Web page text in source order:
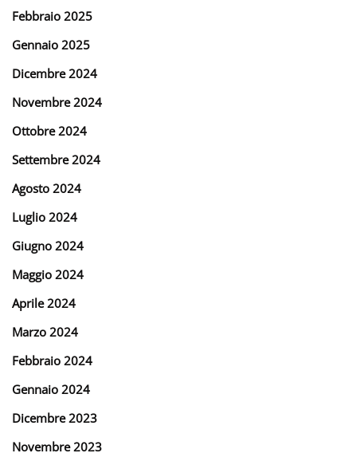
Febbraio 2025
Gennaio 2025
Dicembre 2024
Novembre 2024
Ottobre 2024
Settembre 2024
Agosto 2024
Luglio 2024
Giugno 2024
Maggio 2024
Aprile 2024
Marzo 2024
Febbraio 2024
Gennaio 2024
Dicembre 2023
Novembre 2023